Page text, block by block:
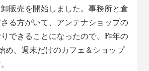
販売を開始しました。事務所と倉
る方がいて、アンテナショップの
できることになったので、昨年の
め、週末だけのカフェ＆ショップ